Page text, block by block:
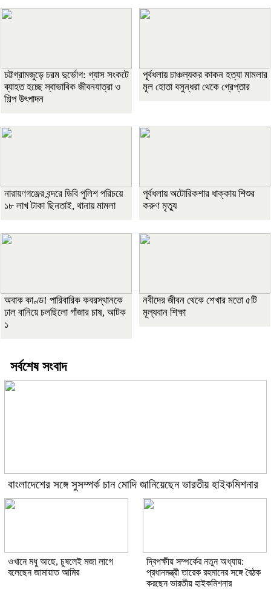
চট্টগ্রামজুড়ে চরম দুর্ভোগ: গ্যাস সংকটে
ব্যাহত হচ্ছে স্বাভাবিক জীবনযাত্রা ও
শিল্প উৎপাদন
পূর্বধলায় চাঞ্চল্যকর কাকন হত্যা মামলার
মূল হোতা বসুন্ধরা থেকে গ্রেপ্তার
নারায়ণগঞ্জের বন্দরে ডিবি পুলিশ পরিচয়ে
১৮ লাখ টাকা ছিনতাই, থানায় মামলা
পূর্বধলায় অটোরিকশার ধাক্কায় শিশুর
করুণ মৃত্যু
অবাক কাণ্ড! পারিবারিক কবরস্থানকে
ঢাল বানিয়ে চলছিলো গাঁজার চাষ, আটক
১
নবীদের জীবন থেকে শেখার মতো ৫টি
মূল্যবান শিক্ষা
সর্বশেষ সংবাদ
বাংলাদেশের সঙ্গে সুসম্পর্ক চান মোদি জানিয়েছেন ভারতীয় হাইকমিশনার
ওখানে মধু আছে, চুষলেই মজা লাগে
বলেছেন জামায়াত আমির
দ্বিপক্ষীয় সম্পর্কের নতুন অধ্যায়:
প্রধানমন্ত্রী তারেক রহমানের সঙ্গে বৈঠক
করছেন ভারতীয় হাইকমিশনার